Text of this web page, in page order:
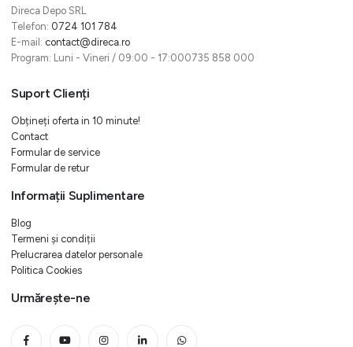
Direca Depo SRL
Telefon: 0724 101 784
E-mail: contact@direca.ro
Program: Luni - Vineri / 09:00 - 17:000735 858 000
Suport Clienți
Obțineți oferta in 10 minute!
Contact
Formular de service
Formular de retur
Informații Suplimentare
Blog
Termeni și condiții
Prelucrarea datelor personale
Politica Cookies
Urmărește-ne